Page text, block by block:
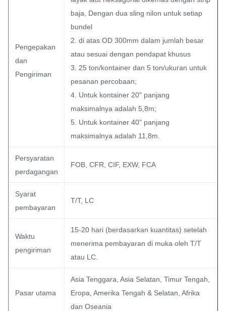
Pengepakan
dan
Pengiriman
baja, Dengan dua sling nilon untuk setiap
bundel
2. di atas OD 300mm dalam jumlah besar
atau sesuai dengan pendapat khusus
3. 25 ton/kontainer dan 5 ton/ukuran untuk
pesanan percobaan;
4. Untuk kontainer 20" panjang
maksimalnya adalah 5,8m;
5. Untuk kontainer 40" panjang
maksimalnya adalah 11,8m.
Persyaratan
perdagangan
FOB, CFR, CIF, EXW, FCA
Syarat
pembayaran
T/T, LC
Waktu
pengiriman
15-20 hari (berdasarkan kuantitas) setelah
menerima pembayaran di muka oleh T/T
atau LC.
Pasar utama
Asia Tenggara, Asia Selatan, Timur Tengah,
Eropa, Amerika Tengah & Selatan, Afrika
dan Oseania